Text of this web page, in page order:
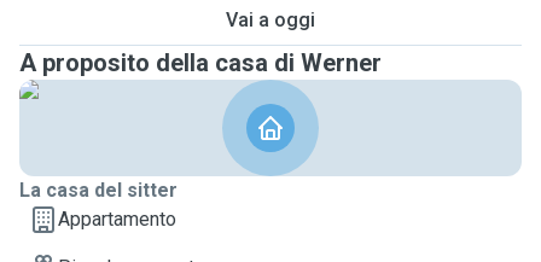
Vai a oggi
A proposito della casa di Werner
La casa del sitter
Appartamento